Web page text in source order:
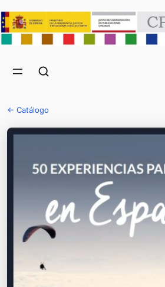
← Catálogo